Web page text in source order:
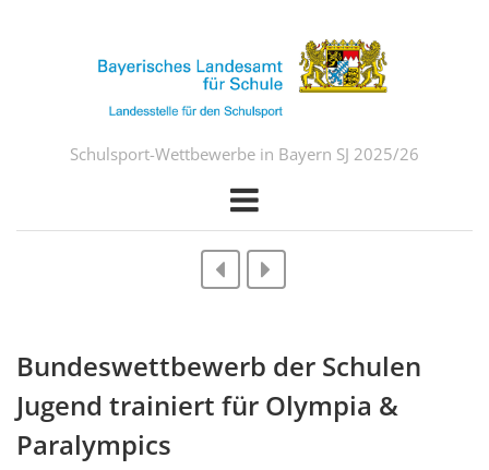
Schulsport-Wettbewerbe in Bayern SJ 2025/26
Bundeswettbewerb der Schulen
Jugend trainiert für Olympia &
Paralympics